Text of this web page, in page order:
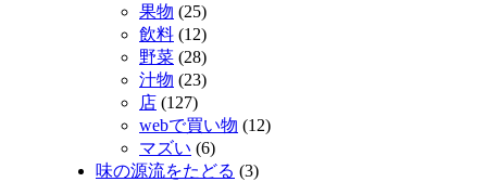
果物 (25)
飲料 (12)
野菜 (28)
汁物 (23)
店 (127)
webで買い物 (12)
マズい (6)
味の源流をたどる (3)